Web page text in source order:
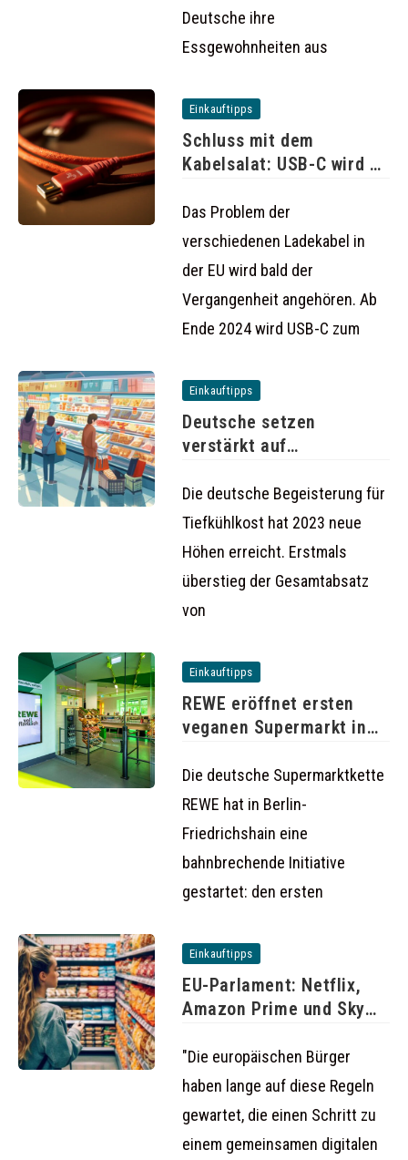
Deutsche ihre
Essgewohnheiten aus
Einkauftipps
Schluss mit dem
Kabelsalat: USB-C wird ab
Das Problem der
verschiedenen Ladekabel in
der EU wird bald der
Vergangenheit angehören. Ab
Ende 2024 wird USB-C zum
Einkauftipps
Deutsche setzen
verstärkt auf
steigt auf
Die deutsche Begeisterung für
Tiefkühlkost hat 2023 neue
Höhen erreicht. Erstmals
überstieg der Gesamtabsatz
von
Einkauftipps
REWE eröffnet ersten
veganen Supermarkt in
Die deutsche Supermarktkette
REWE hat in Berlin-
Friedrichshain eine
bahnbrechende Initiative
gestartet: den ersten
Einkauftipps
EU-Parlament: Netflix,
Amazon Prime und Sky
"Die europäischen Bürger
haben lange auf diese Regeln
gewartet, die einen Schritt zu
einem gemeinsamen digitalen